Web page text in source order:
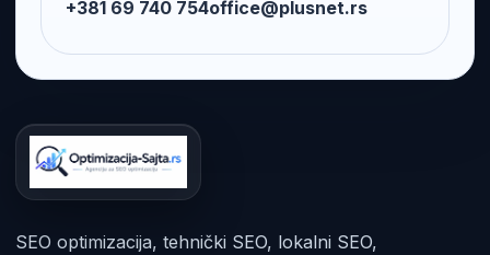
+381 69 740 754office@plusnet.rs
SEO optimizacija, tehnički SEO, lokalni SEO,